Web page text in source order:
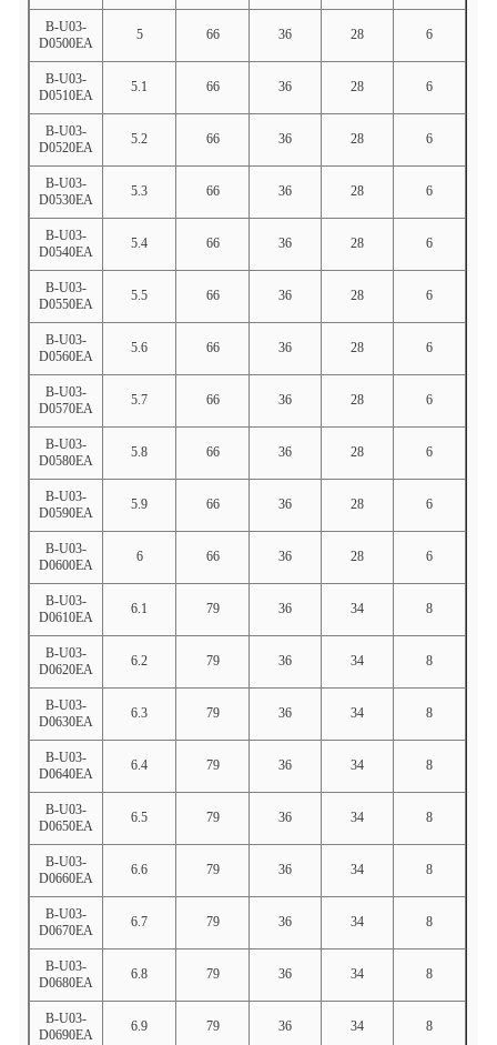
B-U03-
D0500EA
5 66 36 28 6
B-U03-
D0510EA
5.1 66 36 28 6
B-U03-
D0520EA
5.2 66 36 28 6
B-U03-
D0530EA
5.3 66 36 28 6
B-U03-
D0540EA
5.4 66 36 28 6
B-U03-
D0550EA
5.5 66 36 28 6
B-U03-
D0560EA
5.6 66 36 28 6
B-U03-
D0570EA
5.7 66 36 28 6
B-U03-
D0580EA
5.8 66 36 28 6
B-U03-
D0590EA
5.9 66 36 28 6
B-U03-
D0600EA
6 66 36 28 6
B-U03-
D0610EA
6.1 79 36 34 8
B-U03-
D0620EA
6.2 79 36 34 8
B-U03-
D0630EA
6.3 79 36 34 8
B-U03-
D0640EA
6.4 79 36 34 8
B-U03-
D0650EA
6.5 79 36 34 8
B-U03-
D0660EA
6.6 79 36 34 8
B-U03-
D0670EA
6.7 79 36 34 8
B-U03-
D0680EA
6.8 79 36 34 8
B-U03-
D0690EA
6.9 79 36 34 8